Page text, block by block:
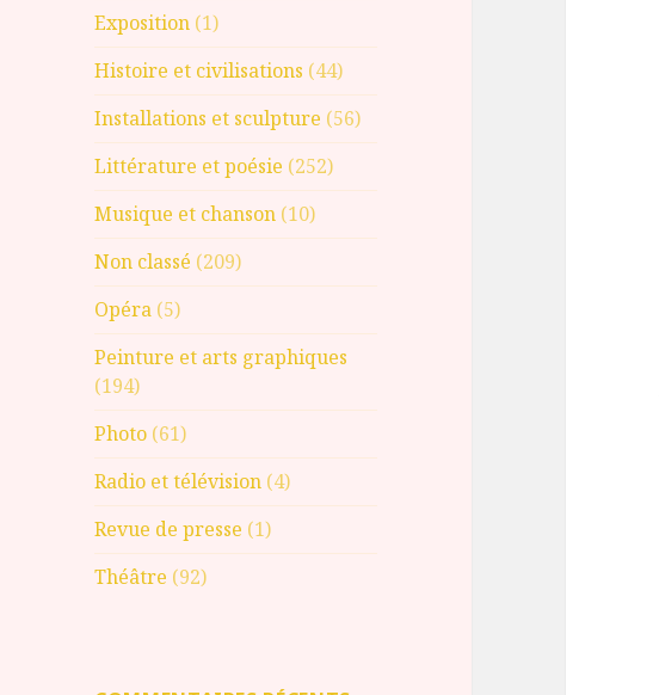
Exposition (1)
Histoire et civilisations (44)
Installations et sculpture (56)
Littérature et poésie (252)
Musique et chanson (10)
Non classé (209)
Opéra (5)
Peinture et arts graphiques
(194)
Photo (61)
Radio et télévision (4)
Revue de presse (1)
Théâtre (92)